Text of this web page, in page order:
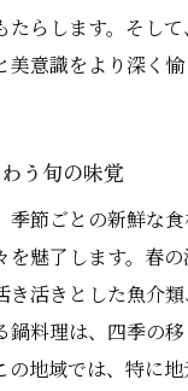
たらします。そし
美意識をより深く
う旬の味覚
季節ごとの新鮮な
を魅了します。春
き活きとした魚介
鍋料理は、四季の
の地域では、特に